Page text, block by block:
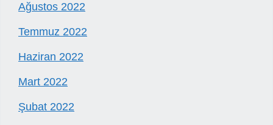
Ağustos 2022
Temmuz 2022
Haziran 2022
Mart 2022
Şubat 2022